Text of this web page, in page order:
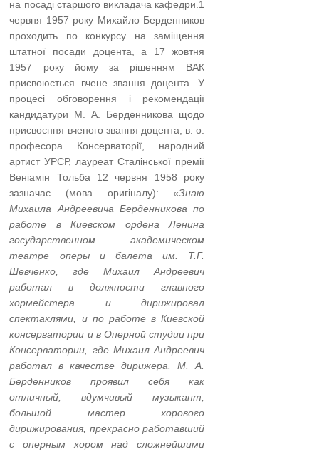
на посаді старшого викладача кафедри.1
червня 1957 року Михайло Берденников
проходить по конкурсу на заміщення
штатної посади доцента, а 17 жовтня
1957 року йому за рішенням ВАК
присвоюється вчене звання доцента. У
процесі обговорення і рекомендації
кандидатури М. А. Берденникова щодо
присвоєння вченого звання доцента, в. о.
професора Консерваторії, народний
артист УРСР, лауреат Сталінської премії
Веніамін Тольба 12 червня 1958 року
зазначає (мова оригіналу): «Знаю
Михаила Андреевича Берденникова по
работе в Киевском ордена Ленина
государственном академическом
театре оперы и балета им. Т.Г.
Шевченко, где Михаил Андреевич
работал в должности главного
хормейстера и дирижировал
спектаклями, и по работе в Киевской
консерватории и в Оперной студии при
Консерватории, где Михаил Андреевич
работал в качестве дирижера. М. А.
Берденников проявил себя как
отличный, вдумчивый музыкант,
большой мастер хорового
дирижирования, прекрасно работавший
с оперным хором над сложнейшими